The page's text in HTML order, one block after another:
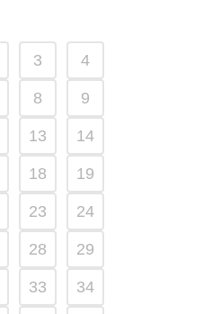
3 4
8 9
13 14
18 19
23 24
28 29
33 34